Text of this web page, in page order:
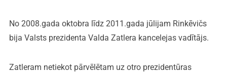
No 2008.gada oktobra līdz 2011.gada jūlijam Rinkēvičs
bija Valsts prezidenta Valda Zatlera kancelejas vadītājs.
Zatleram netiekot pārvēlētam uz otro prezidentūras